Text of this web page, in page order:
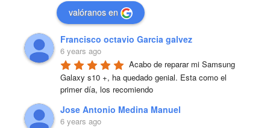
valóranos en
Francisco octavio Garcia galvez
6 years ago
Acabo de reparar mi Samsung
Galaxy s10 +, ha quedado genial. Esta como el
primer día, los recomiendo
Jose Antonio Medina Manuel
6 years ago